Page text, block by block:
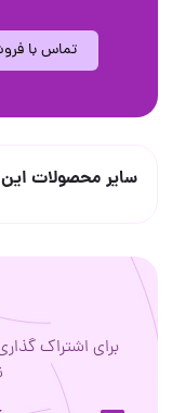
تماس با
سایر محصولات
برای اشتراک